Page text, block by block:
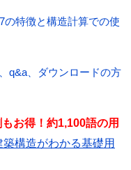
の特徴と構造計算での使
q&a、ダウンロードの方
お得！約1,100語の用
築構造がわかる基礎用